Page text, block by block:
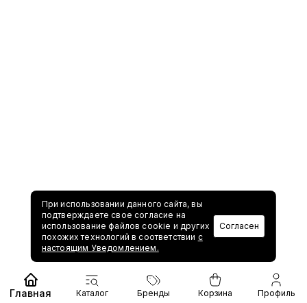
При использовании данного сайта, вы
подтверждаете свое согласие на
использование файлов cookie и других
похожих технологий в соответствии с
настоящим Уведомлением.
Согласен
Главная Каталог Бренды Корзина Профиль